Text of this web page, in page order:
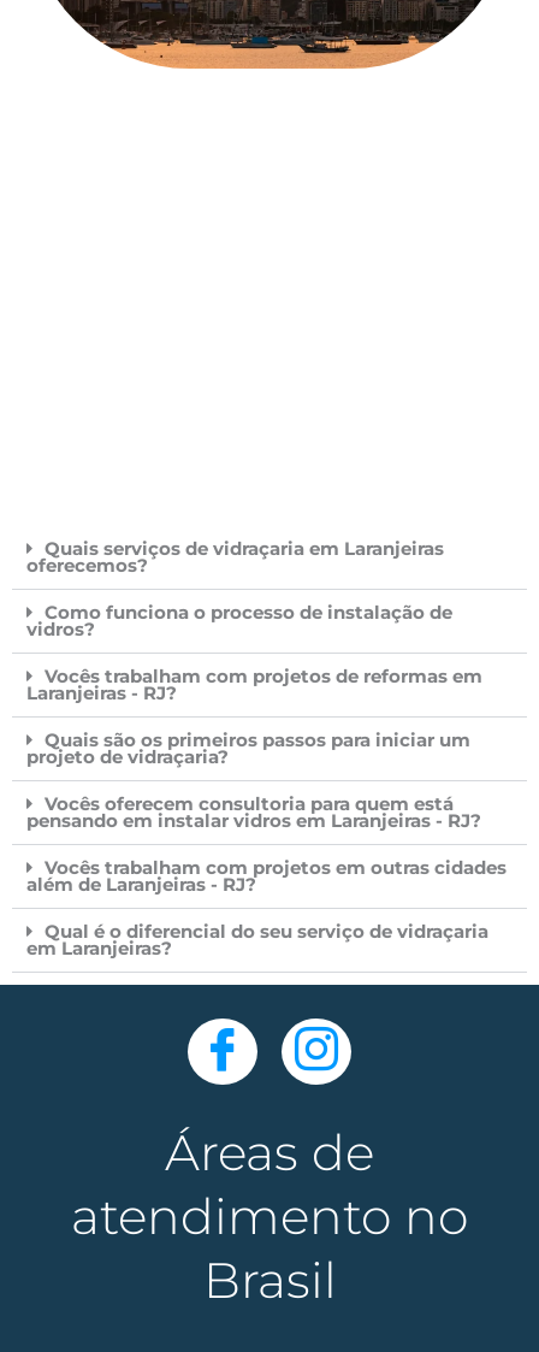
Quais serviços de vidraçaria em Laranjeiras
oferecemos?
Como funciona o processo de instalação de
vidros?
Vocês trabalham com projetos de reformas em
Laranjeiras - RJ?
Quais são os primeiros passos para iniciar um
projeto de vidraçaria?
Vocês oferecem consultoria para quem está
pensando em instalar vidros em Laranjeiras - RJ?
Vocês trabalham com projetos em outras cidades
além de Laranjeiras - RJ?
Qual é o diferencial do seu serviço de vidraçaria
em Laranjeiras?
Áreas de
atendimento no
Brasil